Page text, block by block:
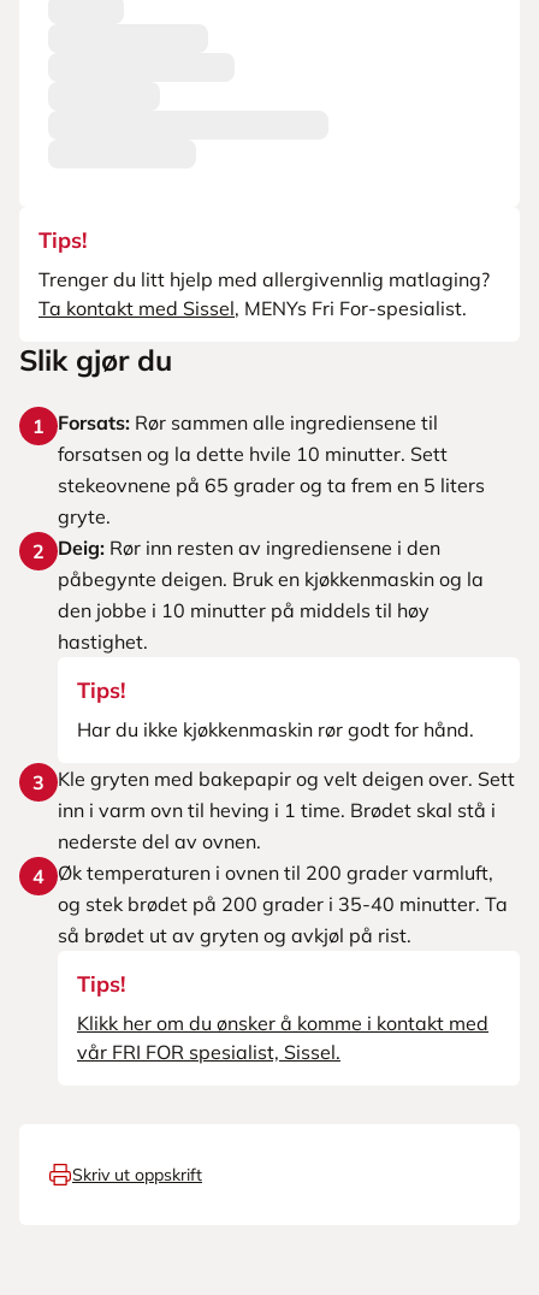
Tips!
Trenger du litt hjelp med allergivennlig matlaging?
Ta kontakt med Sissel, MENYs Fri For-spesialist.
Slik gjør du
1 Forsats: Rør sammen alle ingrediensene til
forsatsen og la dette hvile 10 minutter. Sett
stekeovnene på 65 grader og ta frem en 5 liters
gryte.
2
Deig: Rør inn resten av ingrediensene i den
påbegynte deigen. Bruk en kjøkkenmaskin og la
den jobbe i 10 minutter på middels til høy
hastighet.
Tips!
Har du ikke kjøkkenmaskin rør godt for hånd.
3
Kle gryten med bakepapir og velt deigen over. Sett
inn i varm ovn til heving i 1 time. Brødet skal stå i
nederste del av ovnen.
4 Øk temperaturen i ovnen til 200 grader varmluft,
og stek brødet på 200 grader i 35-40 minutter. Ta
så brødet ut av gryten og avkjøl på rist.
Tips!
Klikk her om du ønsker å komme i kontakt med
vår FRI FOR spesialist, Sissel.
Skriv ut oppskrift